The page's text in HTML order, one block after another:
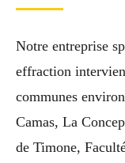
Notre entreprise
effraction
communes
Camas, La
de Timone,